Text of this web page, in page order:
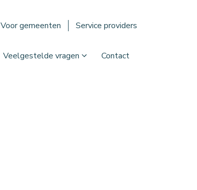
Voor gemeenten Service providers
Veelgestelde vragen Contact